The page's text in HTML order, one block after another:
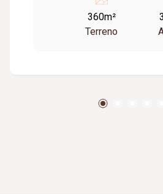
360m²
Terreno